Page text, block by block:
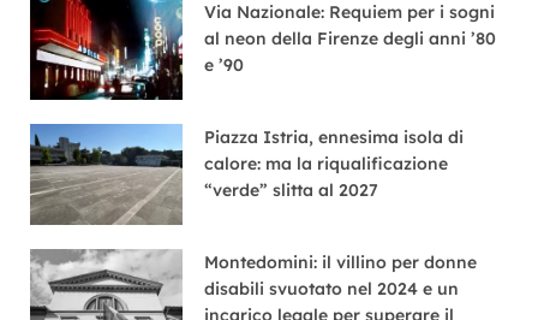
Via Nazionale: Requiem per i sogni
al neon della Firenze degli anni ’80
e ’90
Piazza Istria, ennesima isola di
calore: ma la riqualificazione
“verde” slitta al 2027
Montedomini: il villino per donne
disabili svuotato nel 2024 e un
incarico legale per superare il